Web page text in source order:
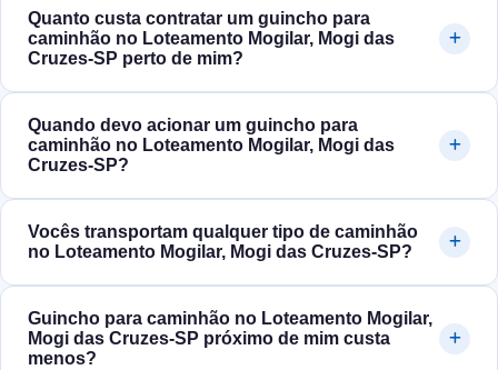
Quanto custa contratar um guincho para
caminhão no Loteamento Mogilar, Mogi das
Cruzes‑SP perto de mim?
Quando devo acionar um guincho para
caminhão no Loteamento Mogilar, Mogi das
Cruzes‑SP?
Vocês transportam qualquer tipo de caminhão
no Loteamento Mogilar, Mogi das Cruzes‑SP?
Guincho para caminhão no Loteamento Mogilar,
Mogi das Cruzes‑SP próximo de mim custa
menos?